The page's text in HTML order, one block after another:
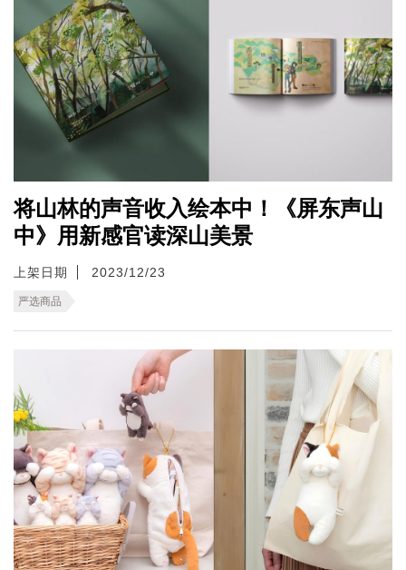
将山林的声音收入绘本中！《屏东声山
中》用新感官读深山美景
上架日期 2023/12/23
严选商品